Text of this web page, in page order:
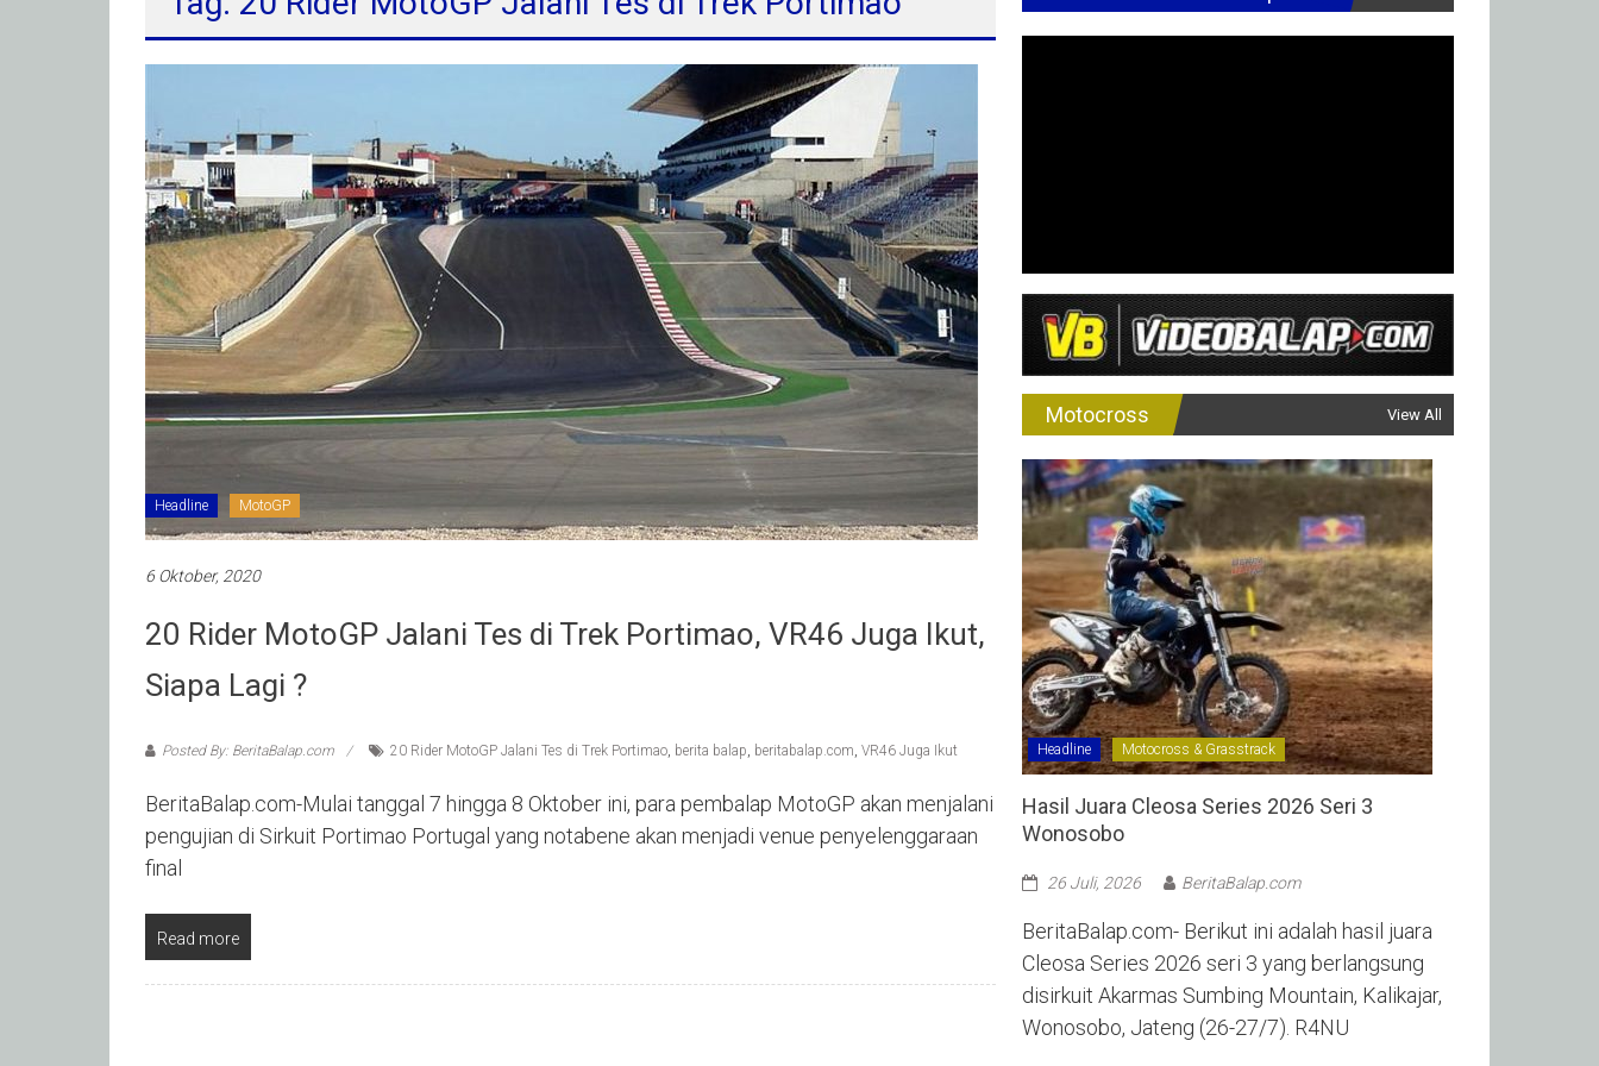
Headline MotoGP
6 Oktober, 2020
20 Rider MotoGP Jalani Tes di Trek Portimao, VR46 Juga Ikut,
Siapa Lagi ?
Posted By: BeritaBalap.com 20 Rider MotoGP Jalani Tes di Trek Portimao, berita balap, beritabalap.com, VR46 Juga Ikut
BeritaBalap.com-Mulai tanggal 7 hingga 8 Oktober ini, para pembalap MotoGP akan menjalani
pengujian di Sirkuit Portimao Portugal yang notabene akan menjadi venue penyelenggaraan
final
Read more
Motocross View All
Headline Motocross & Grasstrack
Hasil Juara Cleosa Series 2026 Seri 3
Wonosobo ‎
26 Juli, 2026 BeritaBalap.com
BeritaBalap.com- Berikut ini adalah hasil juara
Cleosa Series 2026 seri 3 yang berlangsung
disirkuit Akarmas Sumbing Mountain, Kalikajar,
Wonosobo, Jateng (26-27/7). R4NU